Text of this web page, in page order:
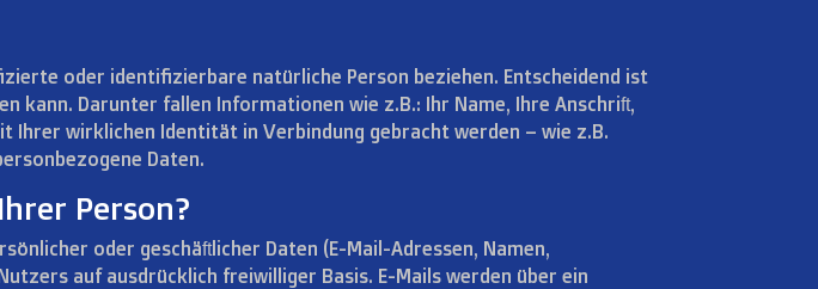
oder identifizierbare natürliche Person beziehen. Entscheidend ist
kann. Darunter fallen Informationen wie z.B.: Ihr Name, Ihre Anschrift,
wirklichen Identität in Verbindung gebracht werden – wie z.B.
Daten.
Person?
oder geschäftlicher Daten (E-Mail-Adressen, Namen,
auf ausdrücklich freiwilliger Basis. E-Mails werden über ein